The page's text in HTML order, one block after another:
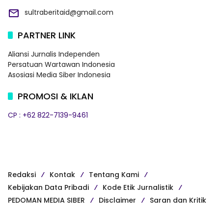
sultraberitaid@gmail.com
PARTNER LINK
Aliansi Jurnalis Independen
Persatuan Wartawan Indonesia
Asosiasi Media Siber Indonesia
PROMOSI & IKLAN
CP : +62 822-7139-9461
Redaksi Kontak
Tentang Kami
Kebijakan Data Pribadi
Kode Etik Jurnalistik
PEDOMAN MEDIA SIBER
Disclaimer Saran dan Kritik